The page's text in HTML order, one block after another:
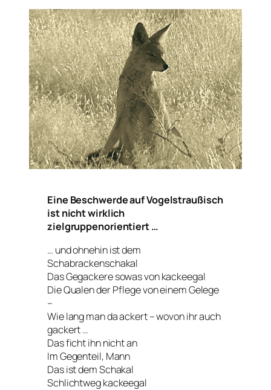
Eine Beschwerde auf Vogelstraußisch
ist nicht wirklich
zielgruppenorientiert …
… und ohnehin ist dem
Schabrackenschakal
Das Gegackere sowas von kackeegal
Die Qualen der Pflege von einem Gelege
–
Wie lang man da ackert – wovon ihr auch
gackert …
Das ficht ihn nicht an
Im Gegenteil, Mann
Das ist dem Schakal
Schlichtweg kackeegal